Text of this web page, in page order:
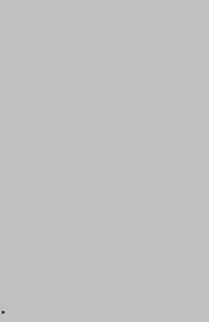
.